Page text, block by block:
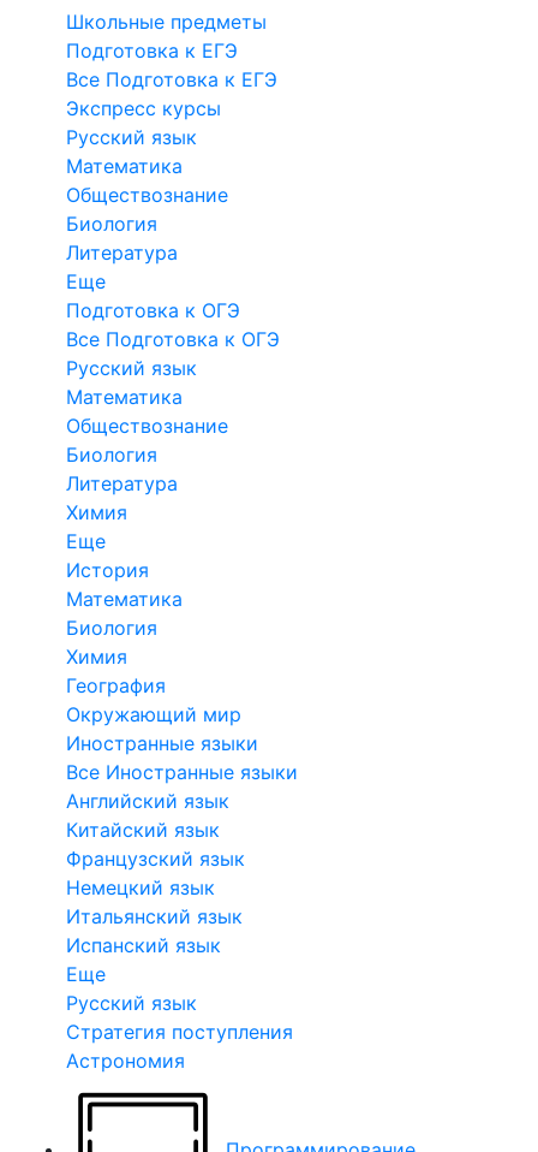
Школьные предметы
Подготовка к ЕГЭ
Все Подготовка к ЕГЭ
Экспресс курсы
Русский язык
Математика
Обществознание
Биология
Литература
Еще
Подготовка к ОГЭ
Все Подготовка к ОГЭ
Русский язык
Математика
Обществознание
Биология
Литература
Химия
Еще
История
Математика
Биология
Химия
География
Окружающий мир
Иностранные языки
Все Иностранные языки
Английский язык
Китайский язык
Французский язык
Немецкий язык
Итальянский язык
Испанский язык
Еще
Русский язык
Стратегия поступления
Астрономия